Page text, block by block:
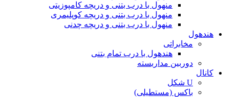
منهول با درب بتنی و دریچه کامپوزیتی
منهول با درب بتنی و دریچه کوپلیمری
منهول با درب بتنی و دریچه چدنی
هندهول
مخابراتی
هندهول با درب تمام بتنی
دوربین مداربسته
کانال
U شکل
باکس (مستطیلی)